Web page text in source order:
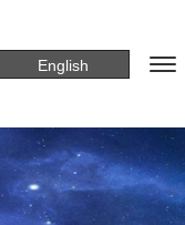
English